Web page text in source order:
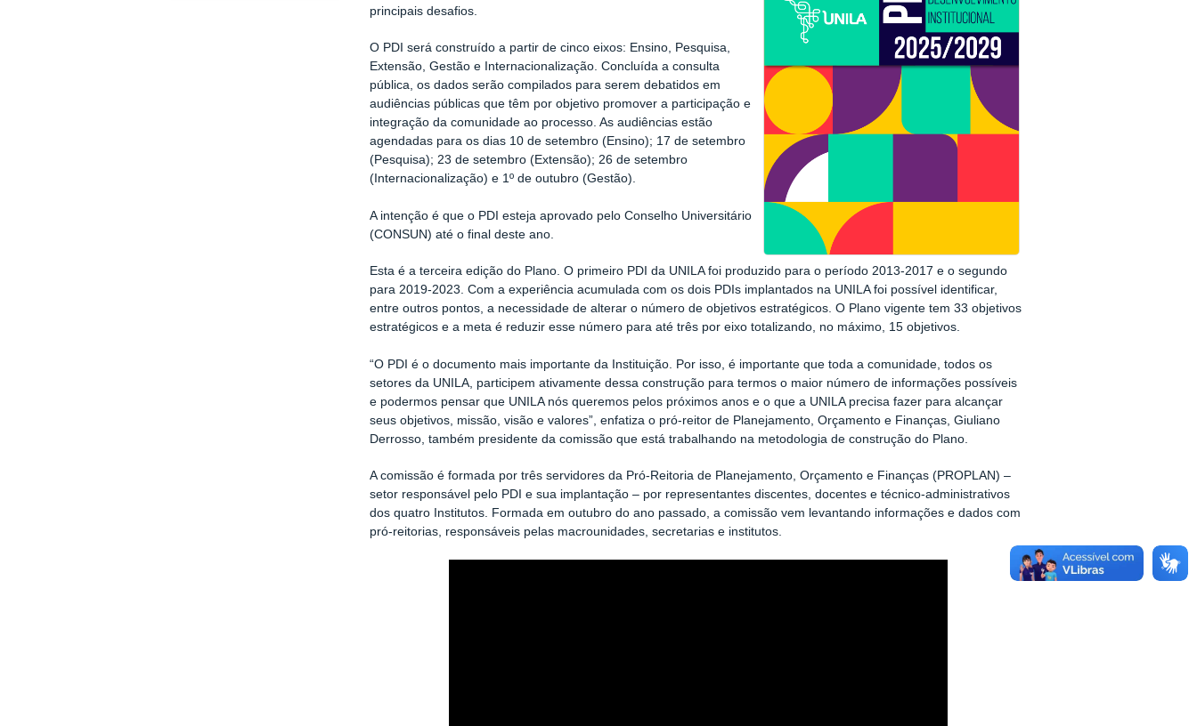
principais desafios.
O PDI será construído a partir de cinco eixos: Ensino, Pesquisa,
Extensão, Gestão e Internacionalização. Concluída a consulta
pública, os dados serão compilados para serem debatidos em
audiências públicas que têm por objetivo promover a participação e
integração da comunidade ao processo. As audiências estão
agendadas para os dias 10 de setembro (Ensino); 17 de setembro
(Pesquisa); 23 de setembro (Extensão); 26 de setembro
(Internacionalização) e 1º de outubro (Gestão).
A intenção é que o PDI esteja aprovado pelo Conselho Universitário
(CONSUN) até o final deste ano.
Esta é a terceira edição do Plano. O primeiro PDI da UNILA foi produzido para o período 2013-2017 e o segundo
para 2019-2023. Com a experiência acumulada com os dois PDIs implantados na UNILA foi possível identificar,
entre outros pontos, a necessidade de alterar o número de objetivos estratégicos. O Plano vigente tem 33 objetivos
estratégicos e a meta é reduzir esse número para até três por eixo totalizando, no máximo, 15 objetivos.
“O PDI é o documento mais importante da Instituição. Por isso, é importante que toda a comunidade, todos os
setores da UNILA, participem ativamente dessa construção para termos o maior número de informações possíveis
e podermos pensar que UNILA nós queremos pelos próximos anos e o que a UNILA precisa fazer para alcançar
seus objetivos, missão, visão e valores”, enfatiza o pró-reitor de Planejamento, Orçamento e Finanças, Giuliano
Derrosso, também presidente da comissão que está trabalhando na metodologia de construção do Plano.
A comissão é formada por três servidores da Pró-Reitoria de Planejamento, Orçamento e Finanças (PROPLAN) –
setor responsável pelo PDI e sua implantação – por representantes discentes, docentes e técnico-administrativos
dos quatro Institutos. Formadaem outubro do ano passado, a comissão vem levantando informações e dados com
pró-reitorias, responsáveis pelas macrounidades, secretarias e institutos.